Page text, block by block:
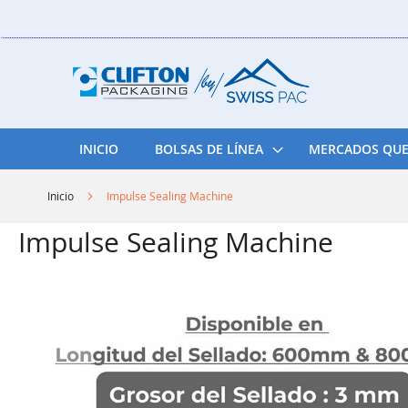
to
INICIO BOLSAS DE LÍNEA MERCADOS
Inicio Impulse Sealing Machine
Impulse Sealing Machine